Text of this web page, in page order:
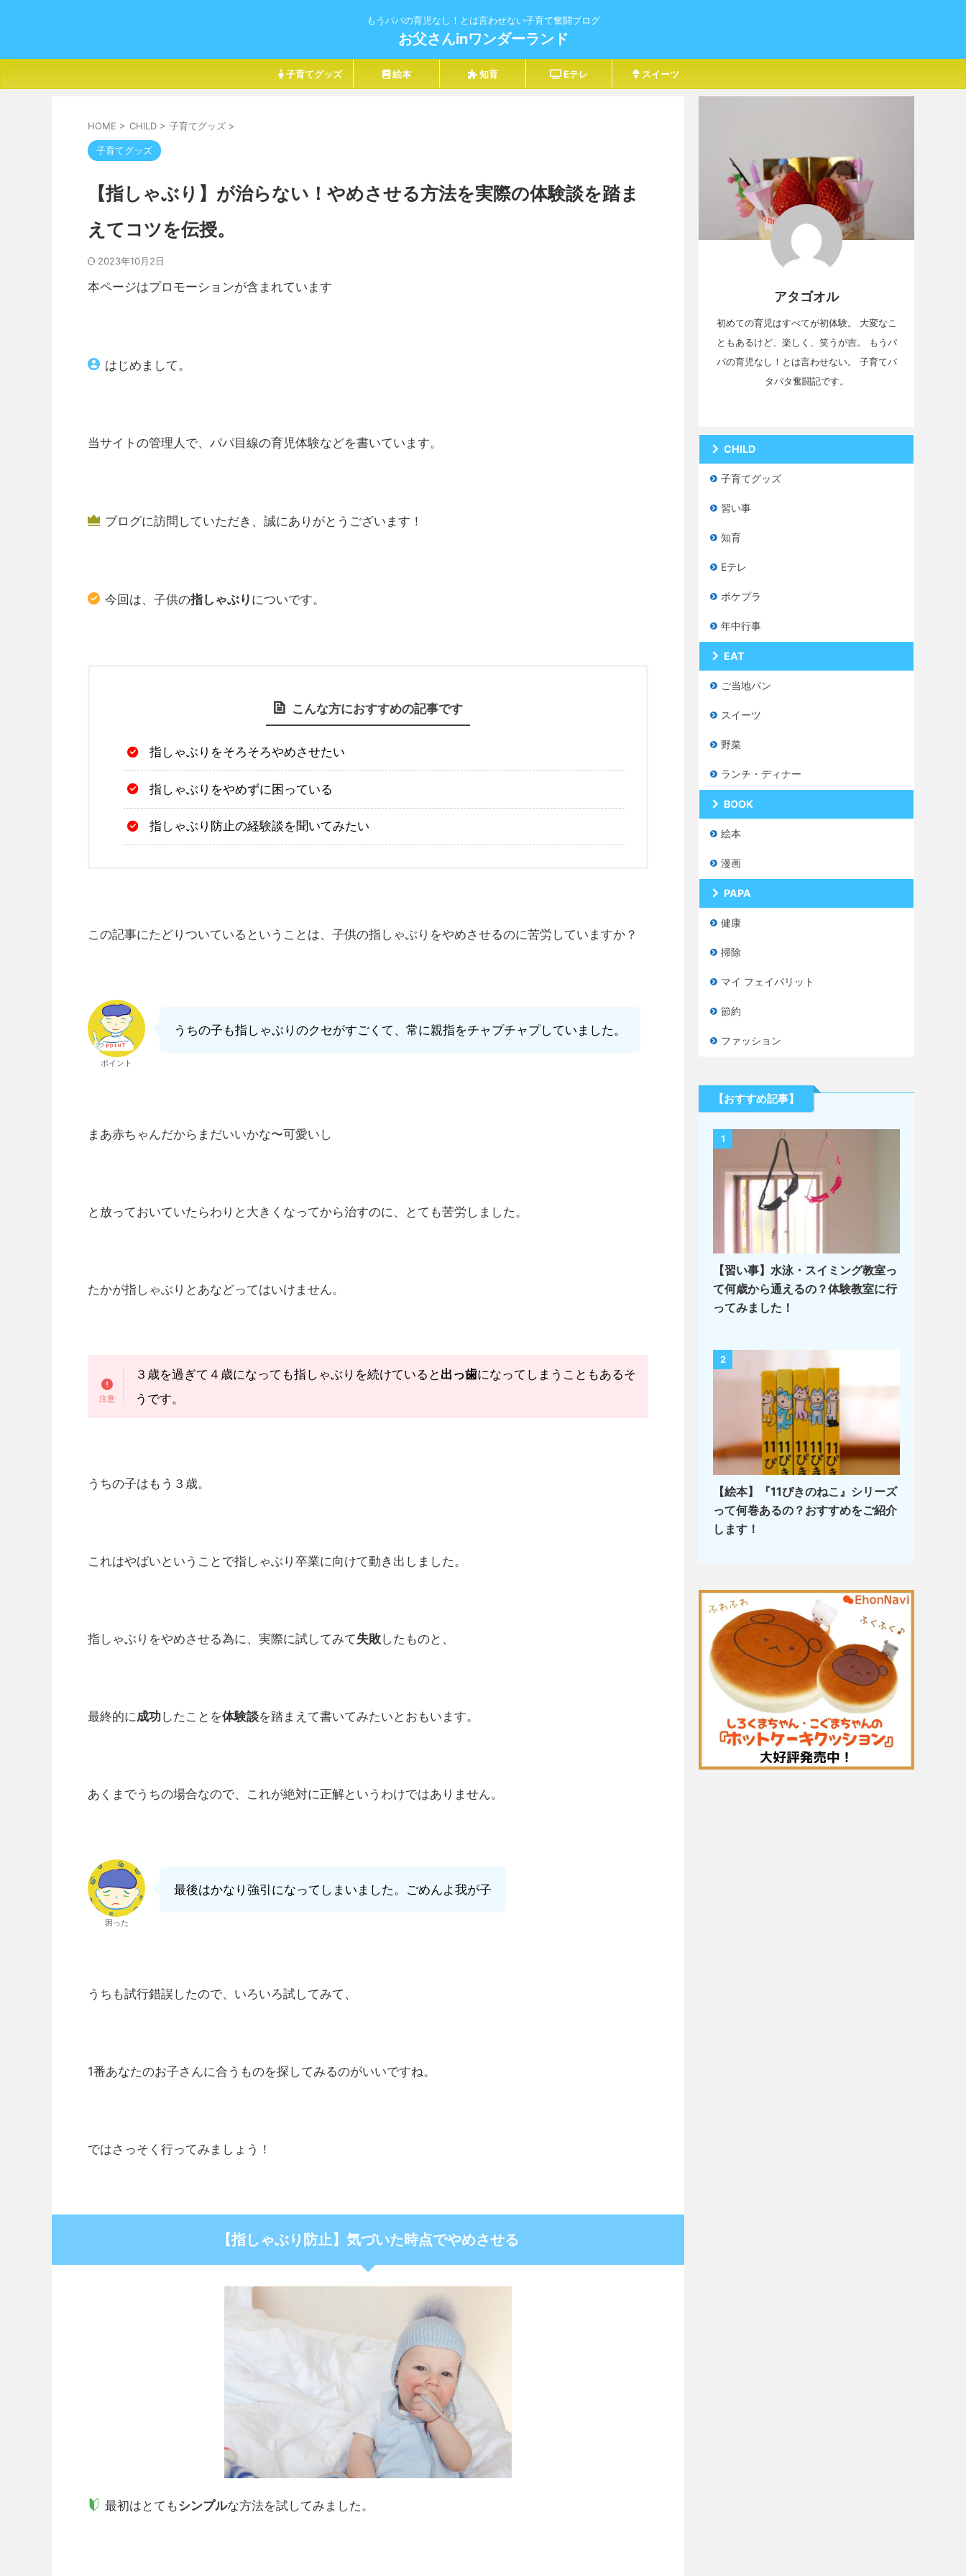
もうパパの育児なし！とは言わせない子育て奮闘ブログ
お父さんinワンダーランド
子育てグッズ 絵本 知育 Eテレ スイーツ
HOME > CHILD > 子育てグッズ >
子育てグッズ
【指しゃぶり】が治らない！やめさせる方法を実際の体験談を踏ま
えてコツを伝授。
2023年10月2日
本ページはプロモーションが含まれています
はじめまして。
当サイトの管理人で、パパ目線の育児体験などを書いています。
ブログに訪問していただき、誠にありがとうございます！
今回は、子供の指しゃぶり についです。
こんな方におすすめの記事です
指しゃぶりをそろそろやめさせたい
指しゃぶりをやめずに困っている
指しゃぶり防止の経験談を聞いてみたい
この記事にたどりついているということは、子供の指しゃぶりをやめさせるのに苦労していますか？
ポイント
うちの子も指しゃぶりのクセがすごくて、常に親指をチャプチャプしていました。
まあ赤ちゃんだからまだいいかな〜可愛いし
と放っておいていたらわりと大きくなってから治すのに、とても苦労しました。
たかが指しゃぶりとあなどってはいけません。
３歳を過ぎて４歳になっても指しゃぶりを続けていると 出っ歯になってしまうこともあるそ
うです。
うちの子はもう３歳。
これはやばいということで指しゃぶり卒業に向けて動き出しました。
指しゃぶりをやめさせる為に、実際に試してみて失敗したものと、
最終的に成功したことを体験談を踏まえて書いてみたいとおもいます。
あくまでうちの場合なので、これが絶対に正解というわけではありません。
困った
最後はかなり強引になってしまいました。ごめんよ我が子
うちも試行錯誤したので、いろいろ試してみて、
1番あなたのお子さんに合うものを探してみるのがいいですね。
ではさっそく行ってみましょう！
【指しゃぶり防止】気づいた時点でやめさせる
最初はとてもシンプルな方法を試してみました。
アタゴオル
初めての育児はすべてが初体験。 大変なこ
ともあるけど、楽しく、笑うが吉。 もうパ
パの育児なし！とは言わせない。 子育てバ
タバタ奮闘記です。
CHILD
子育てグッズ
習い事
知育
Eテレ
ポケプラ
年中行事
EAT
ご当地パン
スイーツ
野菜
ランチ・ディナー
BOOK
絵本
漫画
PAPA
健康
掃除
マイ フェイバリット
節約
ファッション
【おすすめ記事】
1
【習い事】水泳・スイミング教室っ
て何歳から通えるの？体験教室に行
ってみました！
2
【絵本】『11ぴきのねこ』シリーズ
って何巻あるの？おすすめをご紹介
します！